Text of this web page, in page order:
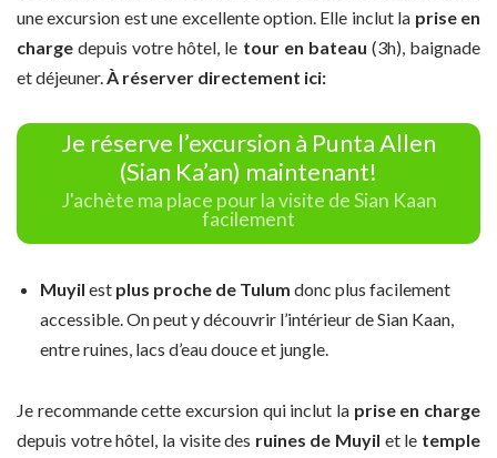
une excursion est une excellente option. Elle inclut la prise en
charge depuis votre hôtel, le tour en bateau (3h), baignade
et déjeuner.À réserver directement ici:
Je réserve l’excursion à Punta Allen
(Sian Ka’an) maintenant!
J'achète ma place pour la visite de Sian Kaan
facilement
Muyil est plus proche de Tulum donc plus facilement
accessible. On peut y découvrir l’intérieur de Sian Kaan,
entre ruines, lacs d’eau douce et jungle.
Je recommande cette excursion qui inclut la prise en charge
depuis votre hôtel, la visite des ruines de Muyil et le temple